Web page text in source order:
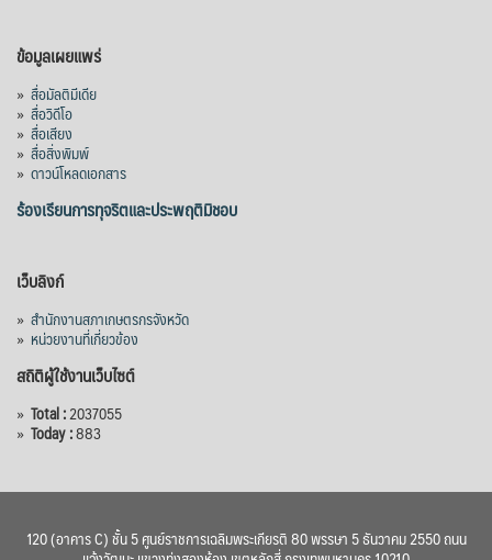
อนุมัติโครงการอ่างเก็บน้ำคลองวังโตนด
จังหวัดจันทบุรี กรอบวงเงิน 7,200 ล้านบาท
กำหนดระยะเวลาดำเนินงาน 7 ปี (พ.ศ. 2570–
2576) โดยโครงการมีความจุ 99.50 ล้าน
ลูกบาศก์เมตร สามารถสนับสนุนพื้นที่
ชลประทานกว่า 87,700 ไร่ เพิ่ม
View on Facebook
ข้อมูลเผยแพร่
» สื่อมัลติมีเดีย
» สื่อวิดีโอ
» สื่อเสียง
» สื่อสิ่งพิมพ์
» ดาวน์โหลดเอกสาร
ร้องเรียนการทุจริตและประพฤติมิชอบ
เว็บลิงก์
» สำนักงานสภาเกษตรกรจังหวัด
» หน่วยงานที่เกี่ยวข้อง
สถิติผู้ใช้งานเว็บไซต์
» Total :2037055
» Today :883
120 (อาคาร C) ชั้น 5 ศูนย์ราชการเฉลิมพระเกียรติ 80 พรรษา 5 ธันวาคม 2550 ถนน